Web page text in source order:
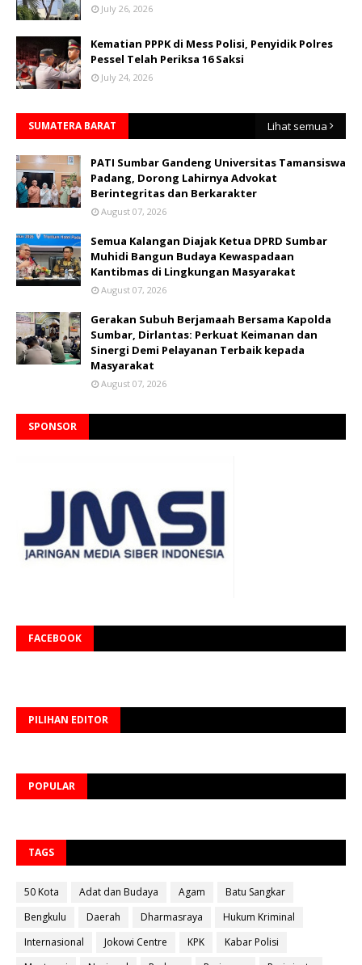
July 26, 2026
Kematian PPPK di Mess Polisi, Penyidik Polres
Pessel Telah Periksa 16 Saksi
July 24, 2026
SUMATERA BARAT Lihat semua
PATI Sumbar Gandeng Universitas Tamansiswa
Padang, Dorong Lahirnya Advokat
Berintegritas dan Berkarakter
August 07, 2026
Semua Kalangan Diajak Ketua DPRD Sumbar
Muhidi Bangun Budaya Kewaspadaan
Kantibmas di Lingkungan Masyarakat
August 07, 2026
Gerakan Subuh Berjamaah Bersama Kapolda
Sumbar, Dirlantas: Perkuat Keimanan dan
Sinergi Demi Pelayanan Terbaik kepada
Masyarakat
August 07, 2026
SPONSOR
FACEBOOK
PILIHAN EDITOR
POPULAR
TAGS
50 Kota Adat dan Budaya Agam
Batu Sangkar
Bengkulu
Daerah Dharmasraya
Hukum Kriminal
Internasional
Jokowi Centre KPK
Kabar Polisi